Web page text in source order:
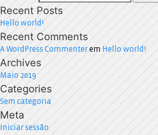
Recent Posts
Hello world!
Recent Comments
A WordPress Commenterem Hello world!
Archives
Maio 2019
Categories
Sem categoria
Meta
Iniciar sessão